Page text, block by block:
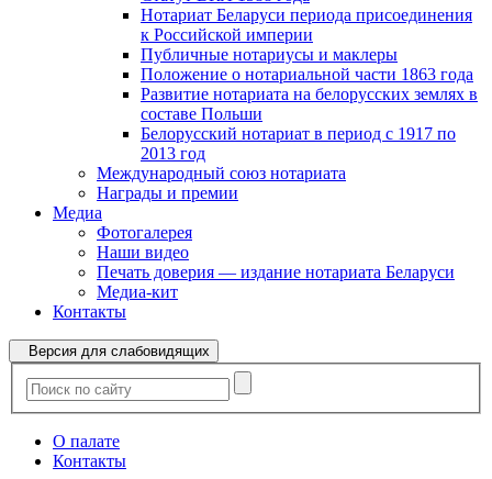
Нотариат Беларуси периода присоединения
к Российской империи
Публичные нотариусы и маклеры
Положение о нотариальной части 1863 года
Развитие нотариата на белорусских землях в
составе Польши
Белорусский нотариат в период с 1917 по
2013 год
Международный союз нотариата
Награды и премии
Медиа
Фотогалерея
Наши видео
Печать доверия — издание нотариата Беларуси
Медиа-кит
Контакты
Версия для слабовидящих
О палате
Контакты